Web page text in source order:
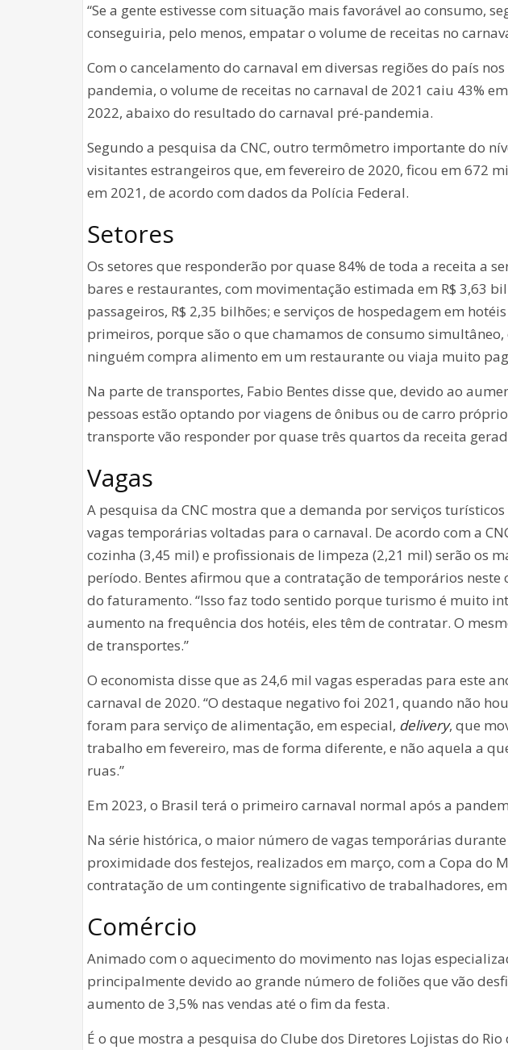
“Se a gente estivesse com situação mais favorável ao consumo,
conseguiria, pelo menos, empatar o volume de receitas no
Com o cancelamento do carnaval em diversas regiões do país
pandemia, o volume de receitas no carnaval de 2021 caiu 43%
2022, abaixo do resultado do carnaval pré-pandemia.
Segundo a pesquisa da CNC, outro termômetro importante do
visitantes estrangeiros que, em fevereiro de 2020, ficou em 672
em 2021, de acordo com dados da Polícia Federal.
Setores
Os setores que responderão por quase 84% de toda a receita a
bares e restaurantes, com movimentação estimada em R$ 3,63
passageiros, R$ 2,35 bilhões; e serviços de hospedagem em
primeiros, porque são o que chamamos de consumo
ninguém compra alimento em um restaurante ou viaja muito
Na parte de transportes, Fabio Bentes disse que, devido ao
pessoas estão optando por viagens de ônibus ou de carro
transporte vão responder por quase três quartos da receita
Vagas
A pesquisa da CNC mostra que a demanda por serviços
vagas temporárias voltadas para o carnaval. De acordo com a
cozinha (3,45 mil) e profissionais de limpeza (2,21 mil) serão os
período. Bentes afirmou que a contratação de temporários
do faturamento. “Isso faz todo sentido porque turismo é muito
aumento na frequência dos hotéis, eles têm de contratar. O
de transportes.”
O economista disse que as 24,6 mil vagas esperadas para este
carnaval de 2020. “O destaque negativo foi 2021, quando não
foram para serviço de alimentação, em especial, delivery, que
trabalho em fevereiro, mas de forma diferente, e não aquela a
ruas.”
Em 2023, o Brasil terá o primeiro carnaval normal após a
Na série histórica, o maior número de vagas temporárias
proximidade dos festejos, realizados em março, com a Copa do
contratação de um contingente significativo de trabalhadores,
Comércio
Animado com o aquecimento do movimento nas lojas
principalmente devido ao grande número de foliões que vão
aumento de 3,5% nas vendas até o fim da festa.
É o que mostra a pesquisa do Clube dos Diretores Lojistas do Rio